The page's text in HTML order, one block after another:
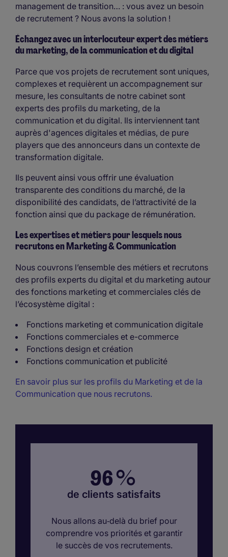
management de transition… : vous avez un besoin
de recrutement ? Nous avons la solution !
Échangez avec un interlocuteur expert des métiers
du marketing, de la communication et du digital
Parce que vos projets de recrutement sont uniques,
complexes et requièrent un accompagnement sur
mesure, les consultants de notre cabinet sont
experts des profils du marketing, de la
communication et du digital. Ils interviennent tant
auprès d'agences digitales et médias, de pure
players que des annonceurs dans un contexte de
transformation digitale.
Ils peuvent ainsi vous offrir une évaluation
transparente des conditions du marché, de la
disponibilité des candidats, de l’attractivité de la
fonction ainsi que du package de rémunération.
Les expertises et métiers pour lesquels nous
recrutons en Marketing & Communication
Nous couvrons l’ensemble des métiers et recrutons
des profils experts du digital et du marketing autour
des fonctions marketing et commerciales clés de
l’écosystème digital :
Fonctions marketing et communication digitale
Fonctions commerciales et e-commerce
Fonctions design et création
Fonctions communication et publicité
En savoir plus sur les profils du Marketing et de la
Communication que nous recrutons.
96%
de clients satisfaits
Nous allons au‑delà du brief pour
comprendre vos priorités et garantir
le succès de vos recrutements.